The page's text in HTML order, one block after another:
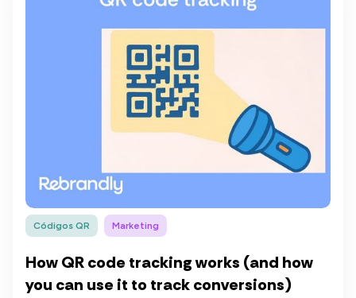
Códigos QR Marketing
How QR code tracking works (and how
you can use it to track conversions)